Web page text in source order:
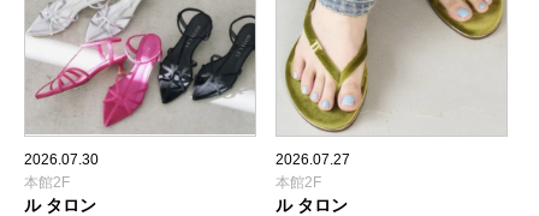
2026.07.30
本館2F
ル タロン
2026.07.27
本館2F
ル タロン